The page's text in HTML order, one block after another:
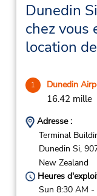
Dunedin
chez vous
location
1 Dunedin
16.42 mille
Adresse :
Terminal
Dunedin Si,
New Zealand
Heures
Sun 8:30 AM -